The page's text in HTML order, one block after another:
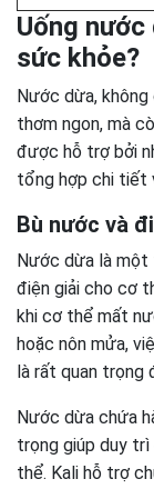
Uống
sức khỏe?
Nước dừa,
thơm ngon, mà
được hỗ trợ bởi
tổng hợp chi tiết
Bù nước và
Nước dừa là một
điện giải cho cơ
khi cơ thể mất
hoặc nôn mửa,
là rất quan trọng
Nước dừa chứa
trọng giúp duy
thể. Kali hỗ trợ